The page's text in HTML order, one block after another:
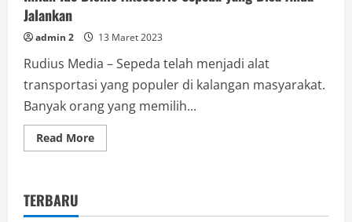
Jalankan
admin 2 13 Maret 2023
Rudius Media – Sepeda telah menjadi alat
transportasi yang populer di kalangan masyarakat.
Banyak orang yang memilih...
Read MoreRead
more
Sepeda
TERBARU